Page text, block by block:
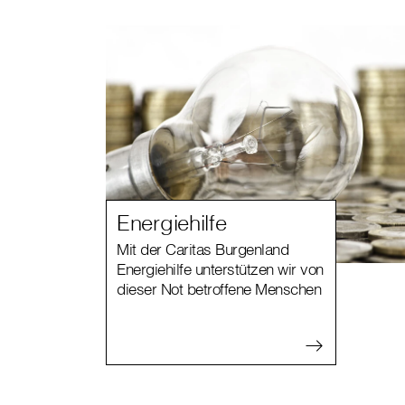
Energiehilfe
Mit der Caritas Burgenland
Energiehilfe unterstützen wir von
dieser Not betroffene Menschen